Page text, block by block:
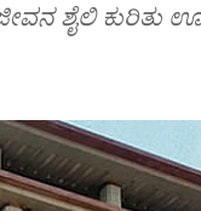
ಶೈಲಿ ಕುರಿತು